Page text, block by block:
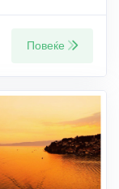
Повеќе